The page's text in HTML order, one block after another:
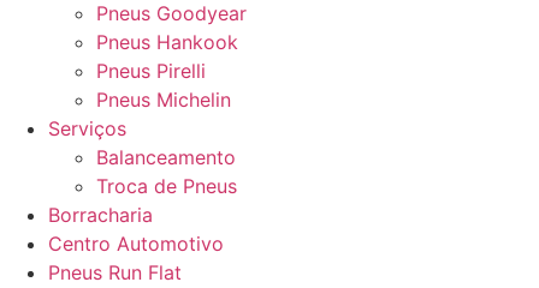
Pneus Goodyear
Pneus Hankook
Pneus Pirelli
Pneus Michelin
Serviços
Balanceamento
Troca de Pneus
Borracharia
Centro Automotivo
Pneus Run Flat